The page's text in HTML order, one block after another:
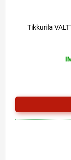
Tikkurila